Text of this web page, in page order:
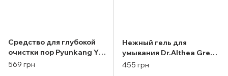
Средство для глубокой
очистки пор Pyunkang Yul
Pore Out Cleansing Cake
569 грн
Нежный гель для
умывания Dr.Althea Green
Relief Amino Gel Cleanser
455 грн